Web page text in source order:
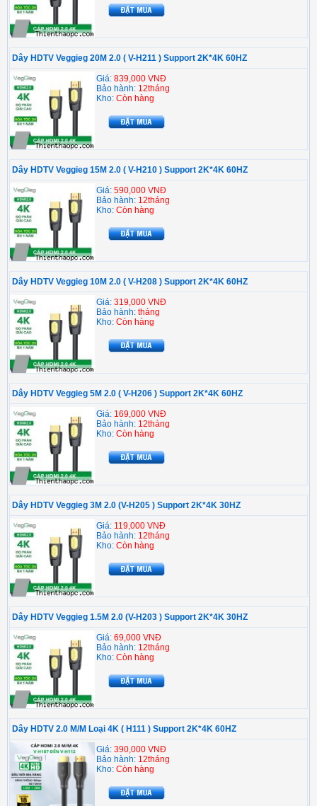
Dây HDTV Veggieg 20M 2.0 ( V-H211 ) Support 2K*4K 60HZ
Giá: 839,000 VNĐ
Bảo hành: 12tháng
Kho: Còn hàng
Dây HDTV Veggieg 15M 2.0 ( V-H210 ) Support 2K*4K 60HZ
Giá: 590,000 VNĐ
Bảo hành: 12tháng
Kho: Còn hàng
Dây HDTV Veggieg 10M 2.0 ( V-H208 ) Support 2K*4K 60HZ
Giá: 319,000 VNĐ
Bảo hành: tháng
Kho: Còn hàng
Dây HDTV Veggieg 5M 2.0 ( V-H206 ) Support 2K*4K 60HZ
Giá: 169,000 VNĐ
Bảo hành: 12tháng
Kho: Còn hàng
Dây HDTV Veggieg 3M 2.0 (V-H205 ) Support 2K*4K 30HZ
Giá: 119,000 VNĐ
Bảo hành: 12tháng
Kho: Còn hàng
Dây HDTV Veggieg 1.5M 2.0 (V-H203 ) Support 2K*4K 30HZ
Giá: 69,000 VNĐ
Bảo hành: 12tháng
Kho: Còn hàng
Dây HDTV 2.0 M/M Loại 4K ( H111 ) Support 2K*4K 60HZ
Giá: 390,000 VNĐ
Bảo hành: 12tháng
Kho: Còn hàng